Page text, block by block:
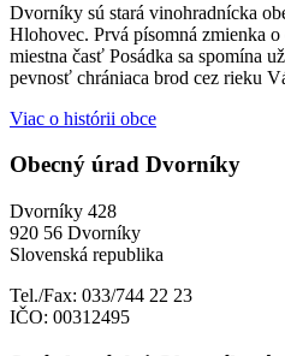
Dvorníky sú stará vinohradnícka
Hlohovec. Prvá písomná zmienka
miestna časť Posádka sa spomína
pevnosť chrániaca brod cez rieku
Viac o histórii obce
Obecný úrad Dvorníky
Dvorníky 428
920 56 Dvorníky
Slovenská republika
Tel./Fax: 033/744 22 23
IČO: 00312495